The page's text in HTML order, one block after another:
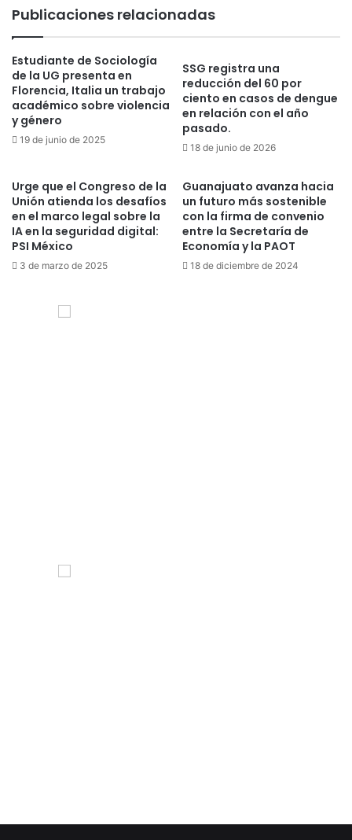
Publicaciones relacionadas
Estudiante de Sociología
de la UG presenta en
Florencia, Italia un trabajo
académico sobre violencia
y género
19 de junio de 2025
SSG registra una
reducción del 60 por
ciento en casos de dengue
en relación con el año
pasado.
18 de junio de 2026
Urge que el Congreso de la
Unión atienda los desafíos
en el marco legal sobre la
IA en la seguridad digital:
PSI México
3 de marzo de 2025
Guanajuato avanza hacia
un futuro más sostenible
con la firma de convenio
entre la Secretaría de
Economía y la PAOT
18 de diciembre de 2024